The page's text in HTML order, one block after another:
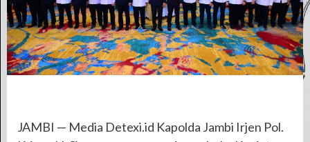
JAMBI — Media Detexi.id Kapolda Jambi Irjen Pol.